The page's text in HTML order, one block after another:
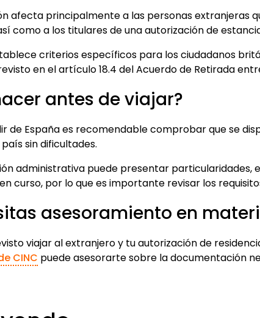
afecta principalmente a las personas extranjeras
como a los titulares de una autorización de
criterios específicos para los ciudadanos
en el artículo 18.4 del Acuerdo de Retirada
antes de viajar?
de España es recomendable comprobar que se
sin dificultades.
administrativa puede presentar
curso, por lo que es importante revisar los
asesoramiento en
viajar al extranjero y tu autorización de
CINC puede asesorarte sobre la documentación